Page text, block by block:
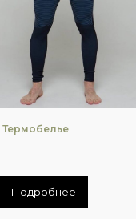
Термобелье
Подробнее